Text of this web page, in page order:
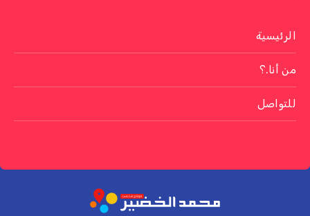
الرئيسية
من أنا.؟
للتواصل